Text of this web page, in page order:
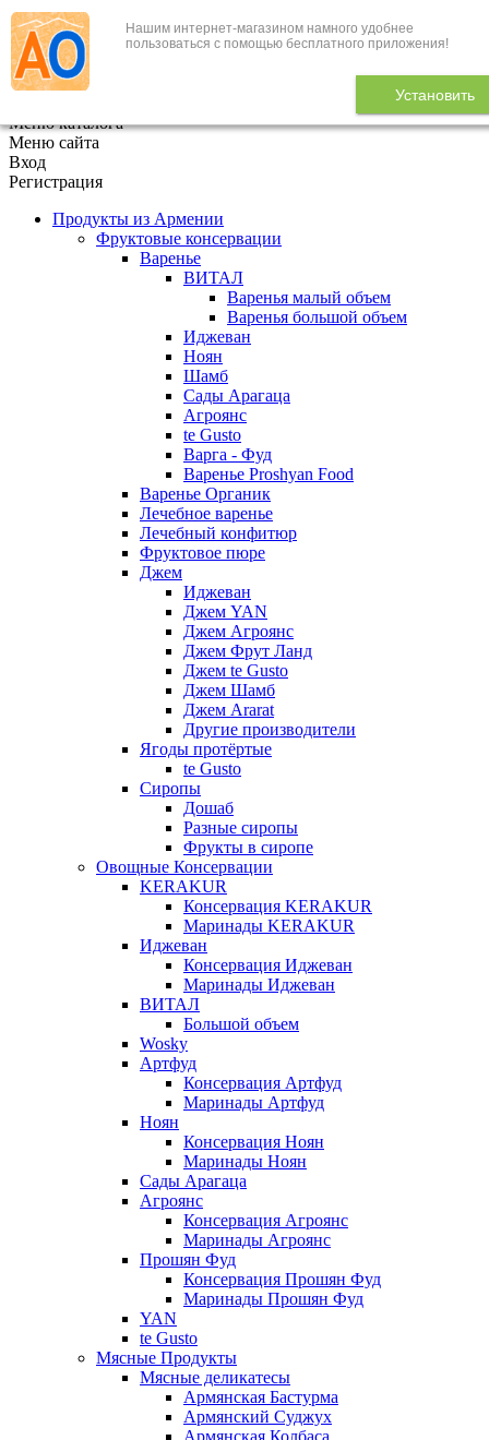
Нашим интернет-магазином намного удобнее
пользоваться с помощью бесплатного приложения!
Установить
+7 (495) 646-888-1
В корзине 0
Меню каталога
Меню сайта
Вход
Регистрация
Продукты из Армении
Фруктовые консервации
Варенье
ВИТАЛ
Варенья малый объем
Варенья большой объем
Иджеван
Ноян
Шамб
Сады Арагаца
Агроянс
te Gusto
Варга - Фуд
Варенье Proshyan Food
Варенье Органик
Лечебное варенье
Лечебный конфитюр
Фруктовое пюре
Джем
Иджеван
Джем YAN
Джем Агроянс
Джем Фрут Ланд
Джем te Gusto
Джем Шамб
Джем Ararat
Другие производители
Ягоды протёртые
te Gusto
Сиропы
Дошаб
Разные сиропы
Фрукты в сиропе
Овощные Консервации
KERAKUR
Консервация KERAKUR
Маринады KERAKUR
Иджеван
Консервация Иджеван
Маринады Иджеван
ВИТАЛ
Большой объем
Wosky
Артфуд
Консервация Артфуд
Маринады Артфуд
Ноян
Консервация Ноян
Маринады Ноян
Сады Арагаца
Агроянс
Консервация Агроянс
Маринады Агроянс
Прошян Фуд
Консервация Прошян Фуд
Маринады Прошян Фуд
YAN
te Gusto
Мясные Продукты
Мясные деликатесы
Армянская Бастурма
Армянский Суджух
Армянская Колбаса